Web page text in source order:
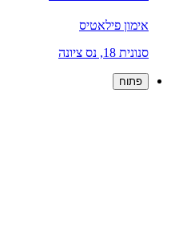
אימון פילאטיס
סנונית 18, נס ציונה
פתוח